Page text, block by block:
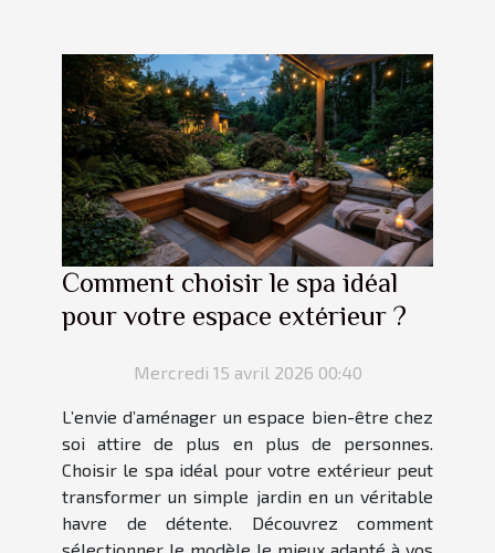
Comment choisir le spa idéal
pour votre espace extérieur ?
Mercredi 15 avril 2026 00:40
L’envie d’aménager un espace bien-être chez
soi attire de plus en plus de personnes.
Choisir le spa idéal pour votre extérieur peut
transformer un simple jardin en un véritable
havre de détente. Découvrez comment